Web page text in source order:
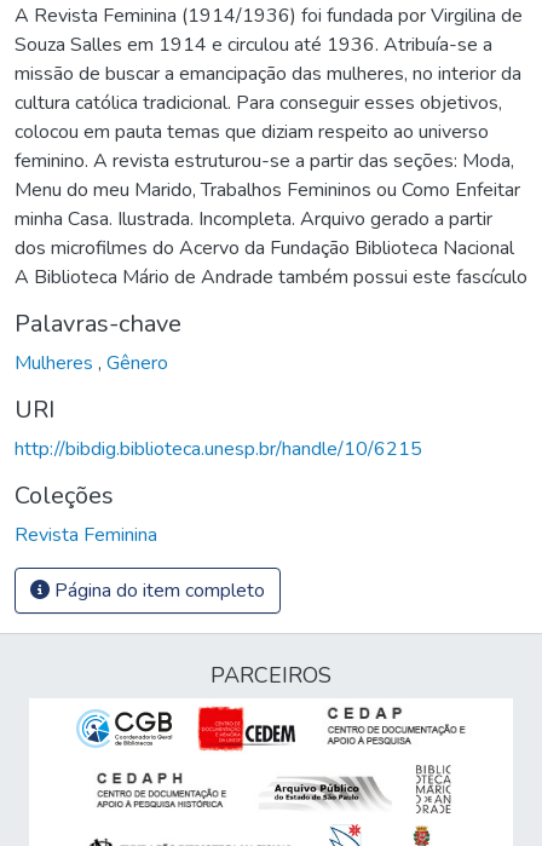
A Revista Feminina (1914/1936) foi fundada por Virgilina de
Souza Salles em 1914 e circulou até 1936. Atribuía-se a
missão de buscar a emancipação das mulheres, no interior da
cultura católica tradicional. Para conseguir esses objetivos,
colocou em pauta temas que diziam respeito ao universo
feminino. A revista estruturou-se a partir das seções: Moda,
Menu do meu Marido, Trabalhos Femininos ou Como Enfeitar
minha Casa. Ilustrada. Incompleta. Arquivo gerado a partir
dos microfilmes do Acervo da Fundação Biblioteca Nacional
A Biblioteca Mário de Andrade também possui este fascículo
Palavras-chave
Mulheres , Gênero
URI
http://bibdig.biblioteca.unesp.br/handle/10/6215
Coleções
Revista Feminina
Página do item completo
PARCEIROS